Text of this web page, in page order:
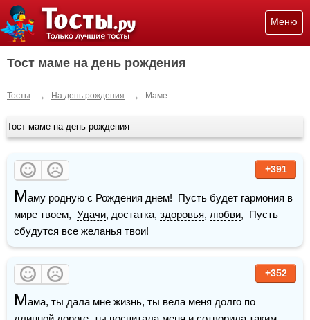
Меню
Тост маме на день рождения
Тосты → На день рождения → Маме
Тост маме на день рождения
+391
Маму родную с Рождения днем!  Пусть будет гармония в
мире твоем, Удачи, достатка, здоровья, любви,  Пусть
сбудутся все желанья твои!
+352
Мама, ты дала мне жизнь, ты вела меня долго по